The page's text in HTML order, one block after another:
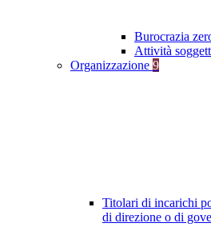
Burocrazia
Attività
Organizzazione 9
Titolari di incarichi
di direzione o di